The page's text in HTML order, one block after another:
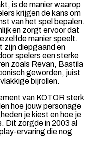
is de manier waarop
krijgen de kans om
van het spel bepalen.
en zorgt ervoor dat
manier speelt.
zijn diepgaand en
spelers een sterke
zoals Revan, Bastila
geworden, juist
bijrollen.
van KOTOR sterk
hoe jouw personage
je kiest en hoe je
Dit zorgde in 2003 al
ervaring die nog